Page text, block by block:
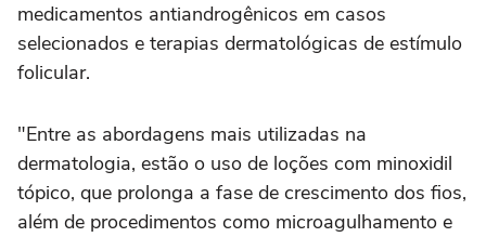
medicamentos antiandrogênicos em casos
selecionados e terapias dermatológicas de estímulo
folicular.
"Entre as abordagens mais utilizadas na
dermatologia, estão o uso de loções com minoxidil
tópico, que prolonga a fase de crescimento dos fios,
além de procedimentos como microagulhamento e